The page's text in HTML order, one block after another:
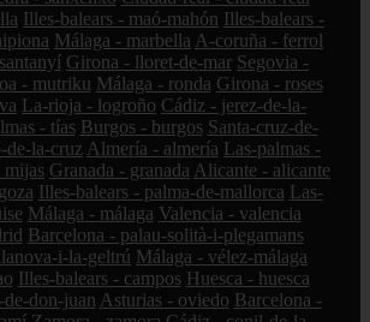
Illes-balears - maó-mahón Illes-balears -
Málaga - marbella A-coruña - ferrol
Girona - lloret-de-mar Segovia -
- mutriku Málaga - ronda Girona - roses
La-rioja - logroño Cádiz - jerez-de-la-
- tías Burgos - burgos Santa-cruz-de-
de-la-cruz Almería - almería Las-palmas -
mijas Granada - granada Alicante - alicante
Illes-balears - palma-de-mallorca Las-
Málaga - málaga Valencia - valencia
Barcelona - palau-solità-i-plegamans
i-la-geltrú Málaga - vélez-málaga
Illes-balears - campos Huesca - huesca
don-juan Asturias - oviedo Barcelona -